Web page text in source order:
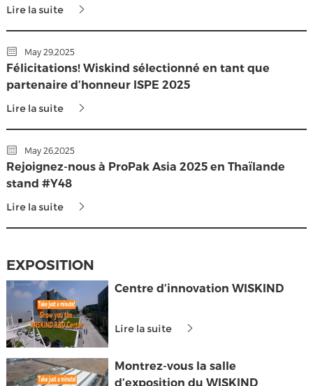
Lire la suite
May 29,2025
Félicitations! Wiskind sélectionné en tant que
partenaire d’honneur ISPE 2025
Lire la suite
May 26,2025
Rejoignez-nous à ProPak Asia 2025 en Thaïlande
stand #Y48
Lire la suite
EXPOSITION
Centre d’innovation WISKIND
Lire la suite
Montrez-vous la salle
d’exposition du WISKIND